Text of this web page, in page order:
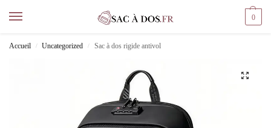
0
Accueil / Uncategorized / Sac à dos rigide antivol